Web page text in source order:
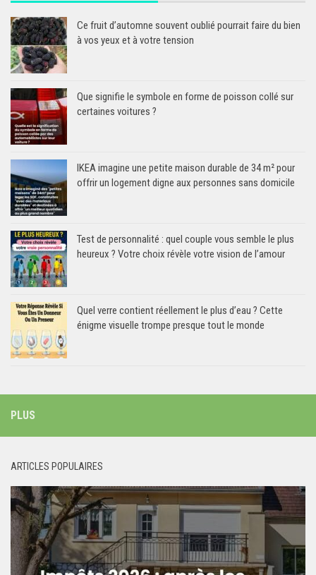
Ce fruit d’automne souvent oublié pourrait faire du bien
à vos yeux et à votre tension
Que signifie le symbole en forme de poisson collé sur
certaines voitures ?
IKEA imagine une petite maison durable de 34 m² pour
offrir un logement digne aux personnes sans domicile
Test de personnalité : quel couple vous semble le plus
heureux ? Votre choix révèle votre vision de l’amour
Quel verre contient réellement le plus d’eau ? Cette
énigme visuelle trompe presque tout le monde
PLUS
ARTICLES POPULAIRES